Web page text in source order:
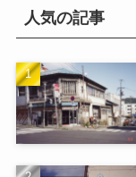
人気の記事